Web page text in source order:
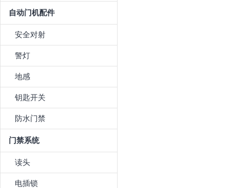
自动门机配件
安全对射
警灯
地感
钥匙开关
防水门禁
门禁系统
读头
电插锁